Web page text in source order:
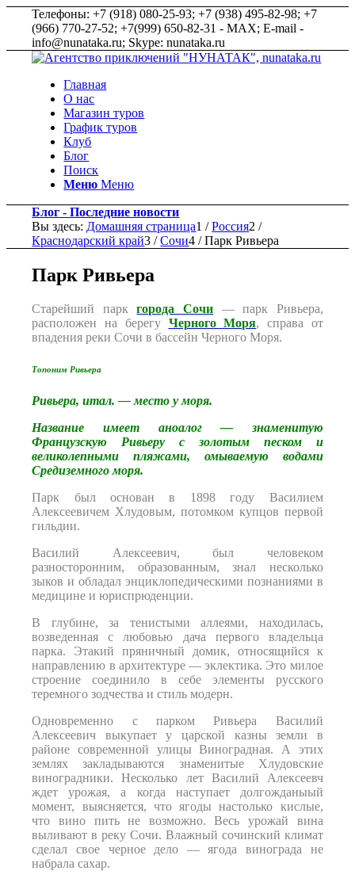
Телефоны: +7 (918) 080-25-93; +7 (938) 495-82-98; +7
(966) 770-27-52; +7(999) 650-82-31 - MAX; E-mail -
info@nunataka.ru; Skype: nunataka.ru
Главная
О нас
Магазин туров
График туров
Клуб
Блог
Поиск
Меню Меню
Блог - Последние новости
Вы здесь: Домашняя страница1 / Россия2 /
Краснодарский край3 / Сочи4 / Парк Ривьера
Парк Ривьера
Старейший паркгорода Сочи
— парк Ривьера,
расположен на берегу Черного Моря, справа от
впадения реки Сочи в бассейн Черного Моря.
Топоним Ривьера
Ривьера, итал. — место у моря.
Название имеет аноалог — знаменитую
Французскую Ривьеру с золотым песком и
великолепными пляжами, омываемую водами
Средиземного моря.
Парк был основан в 1898 году Василием
Алексеевичем Хлудовым, потомком купцов первой
гильдии.
Василий Алексеевич, был человеком
разносторонним, образованным, знал несколько
зыков и обладал энциклопедическими познаниями в
медицине и юриспрюденции.
В глубине, за тенистыми аллеями, находилась,
возведенная с любовью дача первого владельца
парка. Этакий пряничный домик, относящийся к
направлению в архитектуре — эклектика. Это милое
строение соединило в себе элементы русского
теремного зодчества и стиль модерн.
Одновременно с парком Ривьера Василий
Алексеевич выкупает у царской казны земли в
районе современной улицы Виноградная. А этих
землях закладываются знаменитые Хлудовские
виноградники. Несколько лет Василий Алексеевч
ждет урожая, а когда наступает долгожданыый
момент, выясняется, что ягоды настолько кислые,
что вино пить не возможно. Весь урожай вина
выливают в реку Сочи. Влажный сочинский климат
сделал свое черное дело — ягода винограда не
набрала сахар.